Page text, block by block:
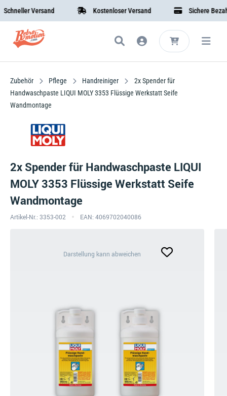
Versand Kostenloser Versand Sichere
Zubehör Pflege Handreiniger
2x Spender für
Handwaschpaste LIQUI MOLY 3353 Flüssige Werkstatt Seife
Wandmontage
2x Spender für Handwaschpaste LIQUI
MOLY 3353 Flüssige Werkstatt Seife
Wandmontage
Artikel-Nr.: 3353-002 EAN: 4069702040086
Darstellung kann abweichen